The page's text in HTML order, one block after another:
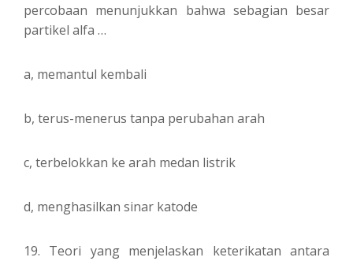
percobaan menunjukkan bahwa sebagian besar
partikel alfa …
a, memantul kembali
b, terus-menerus tanpa perubahan arah
c, terbelokkan ke arah medan listrik
d, menghasilkan sinar katode
19. Teori yang menjelaskan keterikatan antara